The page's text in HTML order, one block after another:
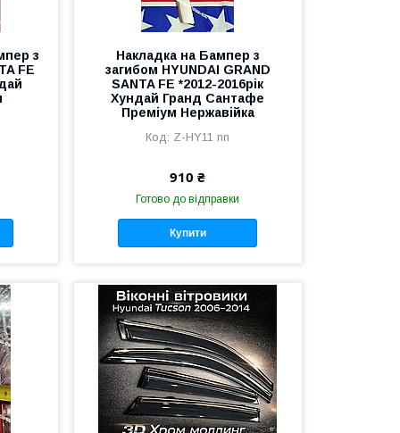
з
FE
Накладка на Бампер з
загибом HYUNDAI GRAND
SANTA FE *2012-2016рік
Хундай Гранд Сантафе
Преміум Нержавійка
Z-HY11 nn
910 ₴
Готово до відправки
Купити